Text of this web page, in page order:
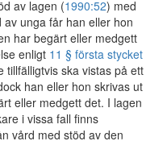
av lagen (1990:52) med
unga får han eller hon
har begärt eller medgett
enligt 11 § första stycket
tillfälligtvis ska vistas på ett
han eller hon skrivas ut
eller medgett det. I lagen
i vissa fall finns
vård med stöd av den